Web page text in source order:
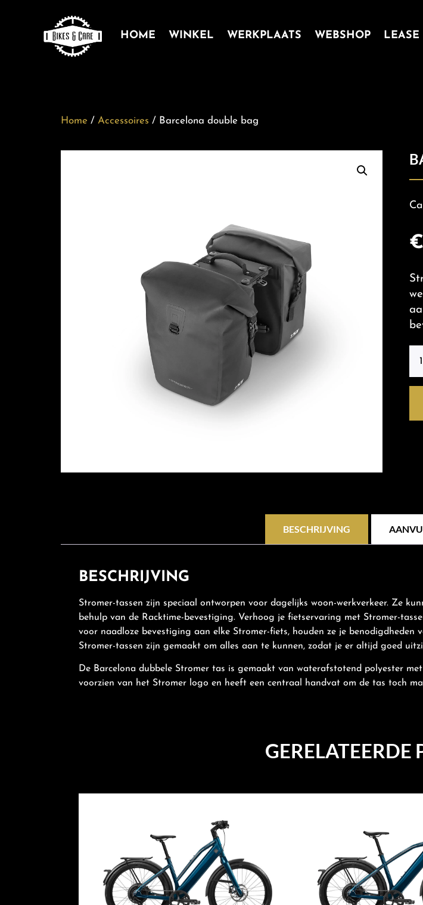
HOME WINKEL WERKPLAATS WEBSHOP LEASE
Home / Accessoires / Barcelona double bag
€
BESCHRIJVING
BESCHRIJVING
Stromer-tassen zijn speciaal ontworpen voor dagelijks woon-werkverkeer. Ze
behulp van de Racktime-bevestiging. Verhoog je fietservaring met Stromer-
voor naadloze bevestiging aan elke Stromer-fiets, houden ze je
Stromer-tassen zijn gemaakt om alles aan te kunnen, zodat je er altijd goed
De Barcelona dubbele Stromer tas is gemaakt van waterafstotend polyester
voorzien van het Stromer logo en heeft een centraal handvat om de tas toch
GERELATEERDE